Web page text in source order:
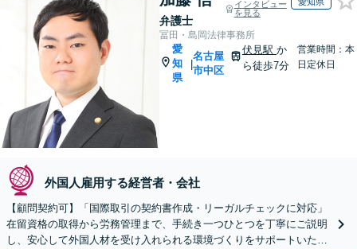
弁護士
インタビュー
を見る
冨田・島岡法律事務所
愛
知
県
|
名古屋
市中区
伏見駅 か
ら徒歩7分
営業時間：本
日定休日
外国人雇用する経営者・会社
【顧問契約可】「国際取引の契約書作成・リーガルチェックに対応」
在留資格の取得から労務管理まで、手続き一つひとつを丁寧にご説明
し、安心して外国人材を受け入れられる環境づくりをサポートいたし